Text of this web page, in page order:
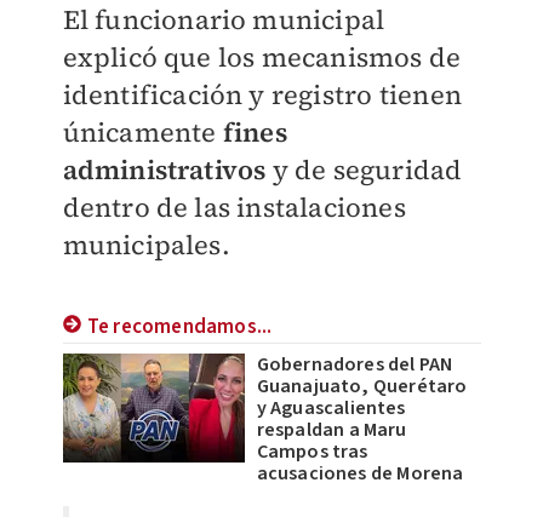
El funcionario municipal
explicó que los mecanismos de
identificación y registro tienen
únicamente fines
administrativos y de seguridad
dentro de las instalaciones
municipales.
Te recomendamos...
Gobernadores del PAN
Guanajuato, Querétaro
y Aguascalientes
respaldan a Maru
Campos tras
acusaciones de Morena